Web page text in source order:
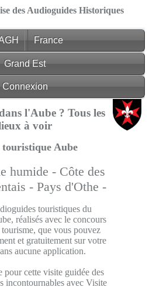
des Audioguides Historiques
France
Grand Est
Connexion
l'Aube ? Tous les
à voir
touristique Aube
humide - Côte des
-Pays d'Othe -
touristiques du
réalisés avec le concours
que vous pouvez
et gratuitement sur votre
aucune application.
pour cette visite guidée des
incontournables avec Visite